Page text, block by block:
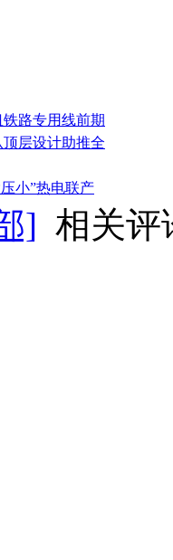
路专用线前期
层设计助推全
小”热电联产
] 相关评